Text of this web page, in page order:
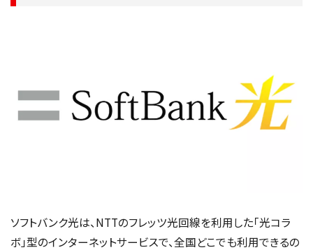
ソフトバンク光は、NTTのフレッツ光回線を利用した「光コラ
ボ」型のインターネットサービスで、全国どこでも利用できるの